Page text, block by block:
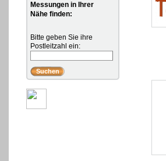
Messungen in Ihrer
Nähe finden:
Bitte geben Sie ihre
Postleitzahl ein: